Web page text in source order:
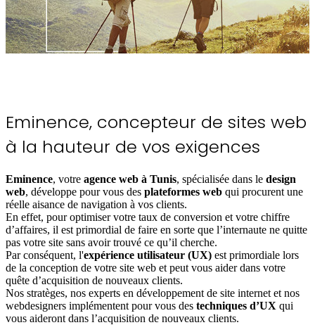
Eminence, concepteur de sites web
à la hauteur de vos exigences
Eminence, votre agence web à Tunis, spécialisée dans le design
web, développe pour vous des plateformes web qui procurent une
réelle aisance de navigation à vos clients.
En effet, pour optimiser votre taux de conversion et votre chiffre
d’affaires, il est primordial de faire en sorte que l’internaute ne quitte
pas votre site sans avoir trouvé ce qu’il cherche.
Par conséquent, l'expérience utilisateur (UX) est primordiale lors
de la conception de votre site web et peut vous aider dans votre
quête d’acquisition de nouveaux clients.
Nos stratèges, nos experts en développement de site internet et nos
webdesigners implémentent pour vous des techniques d’UX qui
vous aideront dans l’acquisition de nouveaux clients.